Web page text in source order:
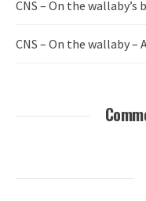
CNS – On the wallaby’s
CNS – On the wallaby